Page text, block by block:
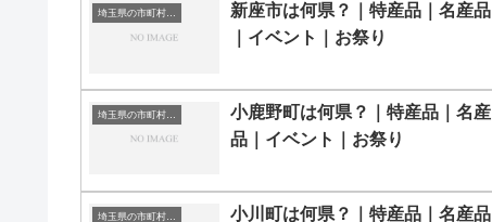
埼玉県の市町村一覧
新座市は何県？｜特産品｜名産品
｜イベント｜お祭り
埼玉県の市町村一覧
小鹿野町は何県？｜特産品｜名産
品｜イベント｜お祭り
埼玉県の市町村一覧 小川町は何県？｜特産品｜名産品